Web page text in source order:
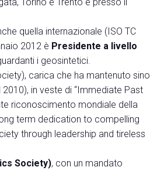
quella internazionale (ISO TC
2012 è Presidente a livello
i geosintetici.
carica che ha mantenuto sino
in veste di “Immediate Past
riconoscimento mondiale della
term dedication to compelling
through leadership and tireless
Society), con un mandato